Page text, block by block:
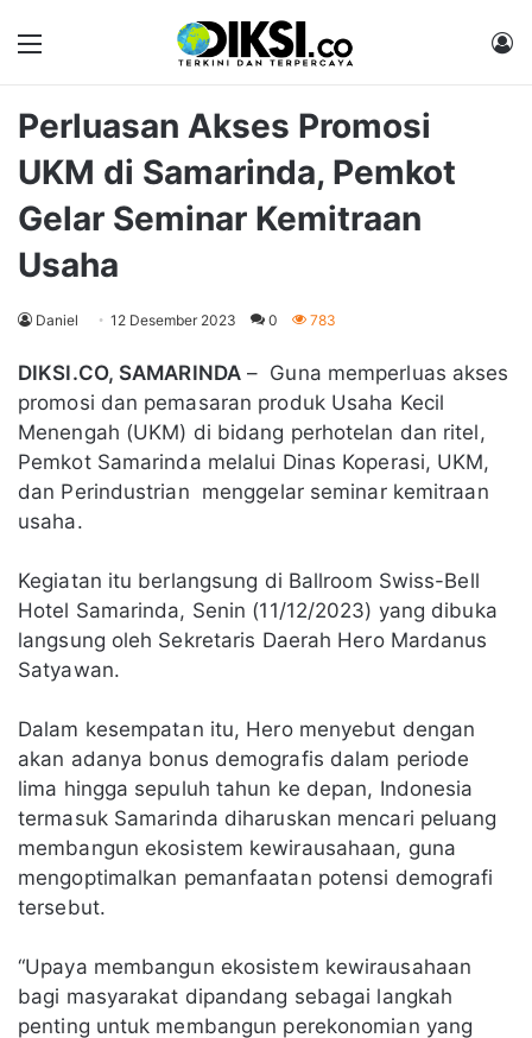
Perluasan Akses Promosi
UKM di Samarinda, Pemkot
Gelar Seminar Kemitraan
Usaha
Daniel 12 Desember 2023 0 783
DIKSI.CO, SAMARINDA– Guna memperluas akses
promosi dan pemasaran produk Usaha Kecil
Menengah (UKM) di bidang perhotelan dan ritel,
Pemkot Samarinda melalui Dinas Koperasi, UKM,
dan Perindustrian menggelar seminar kemitraan
usaha.
Kegiatan itu berlangsung di Ballroom Swiss-Bell
Hotel Samarinda, Senin (11/12/2023) yang dibuka
langsung oleh Sekretaris Daerah Hero Mardanus
Satyawan.
Dalam kesempatan itu, Hero menyebut dengan
akan adanya bonus demografis dalam periode
lima hingga sepuluh tahun ke depan, Indonesia
termasuk Samarinda diharuskan mencari peluang
membangun ekosistem kewirausahaan, guna
mengoptimalkan pemanfaatan potensi demografi
tersebut.
“Upaya membangun ekosistem kewirausahaan
bagi masyarakat dipandang sebagai langkah
penting untuk membangun perekonomian yang